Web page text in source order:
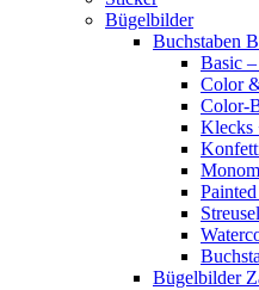
Bügelbilder
Buchstaben
Basic
Color
Color-
Klecks
Bügelbilder